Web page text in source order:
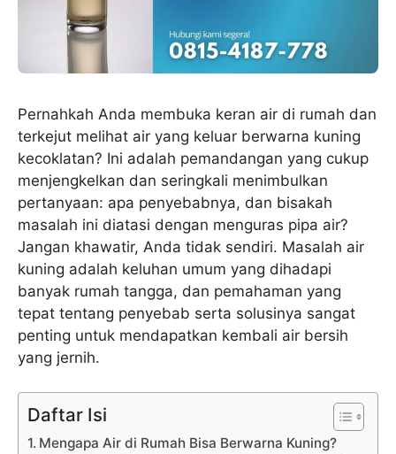
Pernahkah Anda membuka keran air di rumah dan
terkejut melihat air yang keluar berwarna kuning
kecoklatan? Ini adalah pemandangan yang cukup
menjengkelkan dan seringkali menimbulkan
pertanyaan: apa penyebabnya, dan bisakah
masalah ini diatasi dengan menguras pipa air?
Jangan khawatir, Anda tidak sendiri. Masalah air
kuning adalah keluhan umum yang dihadapi
banyak rumah tangga, dan pemahaman yang
tepat tentang penyebab serta solusinya sangat
penting untuk mendapatkan kembali air bersih
yang jernih.
Daftar Isi
Mengapa Air di Rumah Bisa Berwarna Kuning?